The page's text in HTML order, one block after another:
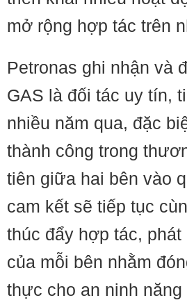
mở rộng hợp tác trên
Petronas ghi nhận và
GAS là đối tác uy tín,
nhiều năm qua, đặc
thành công trong
tiên giữa hai bên vào
cam kết sẽ tiếp tục
thúc đẩy hợp tác, phát
của mỗi bên nhằm
thực cho an ninh